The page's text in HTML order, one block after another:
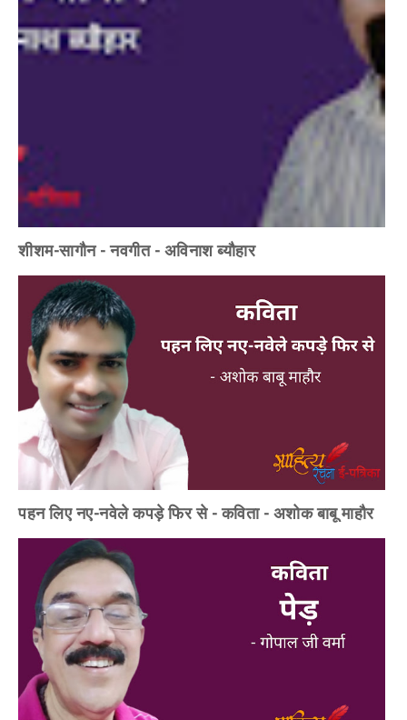
शीशम-सागौन - नवगीत - अविनाश ब्यौहार
पहन लिए नए-नवेले कपड़े फिर से - कविता - अशोक बाबू माहौर